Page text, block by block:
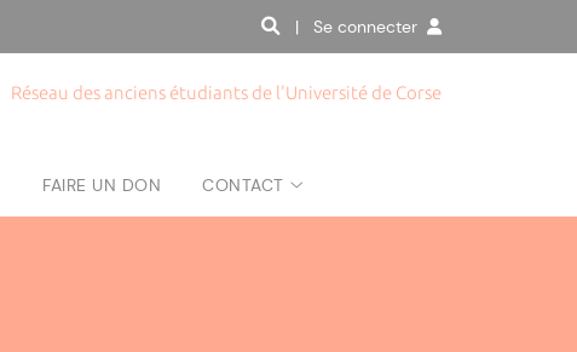
| Se connecter
Réseau des anciens étudiants de l'Université de Corse
FAIRE UN DON CONTACT